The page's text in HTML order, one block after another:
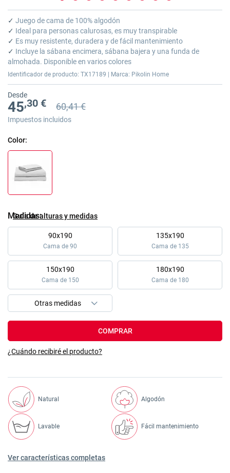
Saltar
al
comienzo
de
la
galería
de
✓ Juego de cama de 100% algodón
✓ Ideal para personas calurosas, es muy transpirable
✓ Es muy resistente, duradera y de fácil mantenimiento
✓ Incluye la sábana encimera, sábana bajera y una funda de
almohada. Disponible en varios colores
Identificador de producto: TX17189 | Marca: Pikolin Home
Desde
45,30 € Precio anterior
Precio anterior 60,41 €
60,41 €
Impuestos incluidos
Color
Guía de alturas y medidas
Medidas
90x190
Cama de 90
135x190
Cama de 135
150x190
Cama de 150
180x190
Cama de 180
COMPRAR
¿Cuándo recibiré el producto?
Natural Algodón
Lavable Fácil mantenimiento
Ver características completas